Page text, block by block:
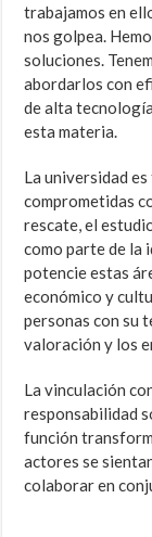
trabajamos en
nos golpea.
soluciones.
abordarlos con
de alta
esta materia.
La universidad
comprometidas
rescate, el
como parte de la
potencie estas
económico y
personas con su
valoración y los
La vinculación
responsabilidad
función
actores se
colaborar en